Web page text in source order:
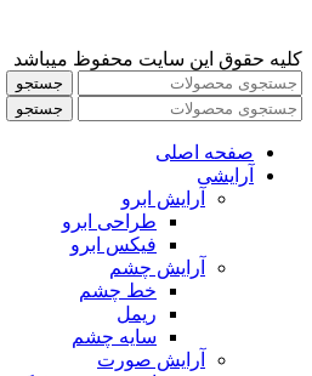
کلیه حقوق این سایت محفوظ میباشد
جستجو
جستجو
صفحه اصلی
آرایشی
آرايش ابرو
طراحی ابرو
فیکس ابرو
آرايش چشم
خط چشم
ريمل
سايه چشم
آرايش صورت